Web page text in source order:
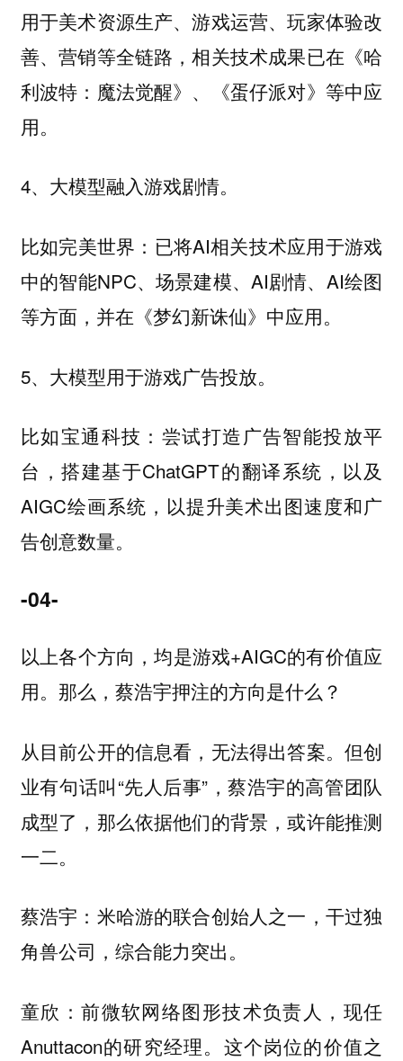
用于美术资源生产、游戏运营、玩家体验改
善、营销等全链路，相关技术成果已在《哈
利波特：魔法觉醒》、《蛋仔派对》等中应
用。
4、大模型融入游戏剧情。
比如完美世界：已将AI相关技术应用于游戏
中的智能NPC、场景建模、AI剧情、AI绘图
等方面，并在《梦幻新诛仙》中应用。
5、大模型用于游戏广告投放。
比如宝通科技：尝试打造广告智能投放平
台，搭建基于ChatGPT的翻译系统，以及
AIGC绘画系统，以提升美术出图速度和广
告创意数量。
-04-
以上各个方向，均是游戏+AIGC的有价值应
用。那么，蔡浩宇押注的方向是什么？
从目前公开的信息看，无法得出答案。但创
业有句话叫“先人后事”，蔡浩宇的高管团队
成型了，那么依据他们的背景，或许能推测
一二。
蔡浩宇：米哈游的联合创始人之一，干过独
角兽公司，综合能力突出。
童欣：前微软网络图形技术负责人，现任
Anuttacon的研究经理。这个岗位的价值之